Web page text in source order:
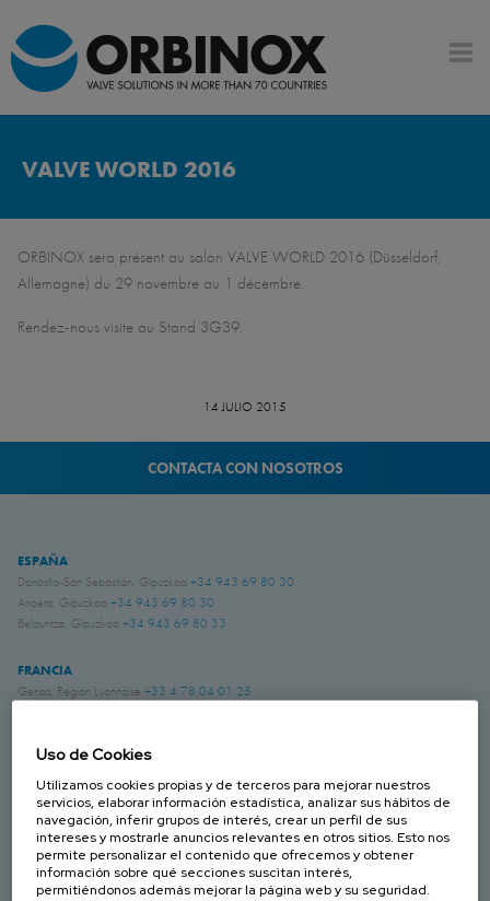
VALVE WORLD 2016
ORBINOX sera présent au salon VALVE WORLD 2016 (Düsseldorf,
Allemagne) du 29 novembre au 1 décembre.
Rendez-nous visite au Stand 3G39.
14 JULIO 2015
CONTACTA CON NOSOTROS
ESPAÑA
Donostia-San Sebastián, Gipuzkoa +34 943 69 80 30
Anoeta, Gipuzkoa +34 943 69 80 30
Belauntza, Gipuzkoa +34 943 69 80 33
FRANCIA
Genas, Region Lyonnaise +33 4 78 04 01 25
Schwerte, NRW+49 (0)2304 957 057 - 0
REINO UNIDO
Chichester, West Sussex+44 (0) 1243 810240
Eastwood, Nottingham+44 (0) 115 9324046
Uso de Cookies
Utilizamos cookies propias y de terceros para mejorar nuestros
servicios, elaborar información estadística, analizar sus hábitos de
navegación, inferir grupos de interés, crear un perfil de sus
intereses y mostrarle anuncios relevantes en otros sitios. Esto nos
permite personalizar el contenido que ofrecemos y obtener
información sobre qué secciones suscitan interés,
permitiéndonos además mejorar la página web y su seguridad.